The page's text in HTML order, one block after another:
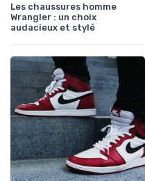
Les chaussures homme
Wrangler : un choix
audacieux et stylé